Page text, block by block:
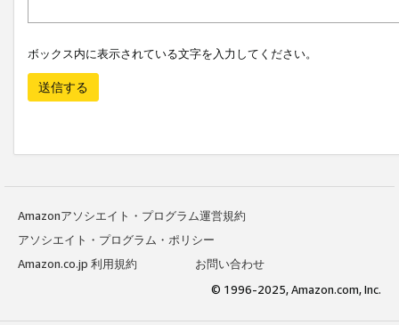
ボックス内に表示されている文字を入力してください。
送信する
Amazonアソシエイト・プログラム運営規約
アソシエイト・プログラム・ポリシー
Amazon.co.jp 利用規約
お問い合わせ
© 1996-2025, Amazon.com, Inc.